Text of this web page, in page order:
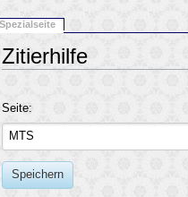
Zitierhilfe
Seite:
Speichern
Spezialseite